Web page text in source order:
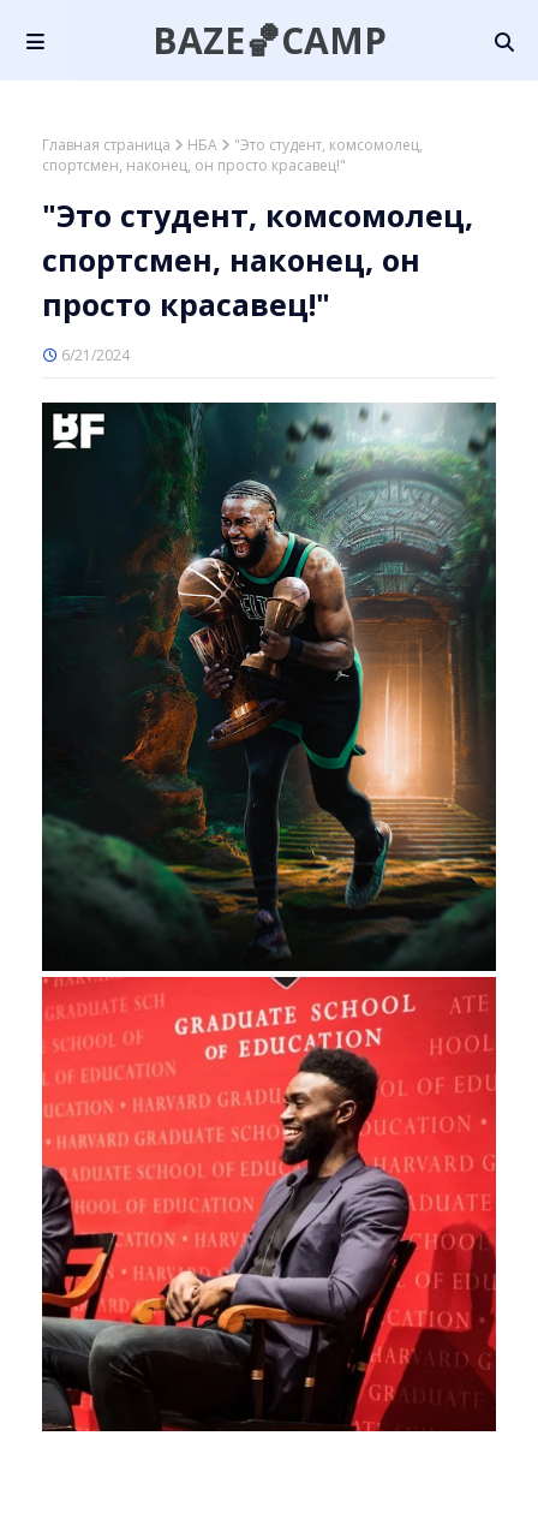
BAZE🏀CAMP
Главная страница НБА
"Это студент, комсомолец,
спортсмен, наконец, он просто красавец!"
"Это студент, комсомолец,
спортсмен, наконец, он
просто красавец!"
6/21/2024